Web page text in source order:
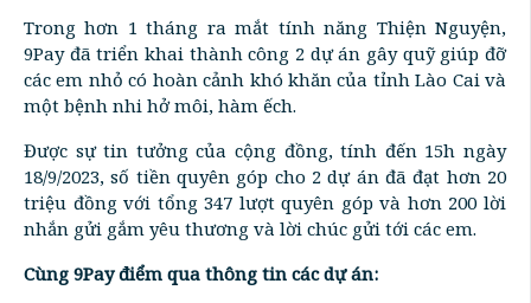
Trong hơn 1 tháng ra mắt tính năng Thiện Nguyện,
9Pay đã triển khai thành công 2 dự án gây quỹ giúp đỡ
các em nhỏ có hoàn cảnh khó khăn của tỉnh Lào Cai và
một bệnh nhi hở môi, hàm ếch.
Được sự tin tưởng của cộng đồng, tính đến 15h ngày
18/9/2023, số tiền quyên góp cho 2 dự án đã đạt hơn 20
triệu đồng với tổng 347 lượt quyên góp và hơn 200 lời
nhắn gửi gắm yêu thương và lời chúc gửi tới các em.
Cùng 9Pay điểm qua thông tin các dự án: